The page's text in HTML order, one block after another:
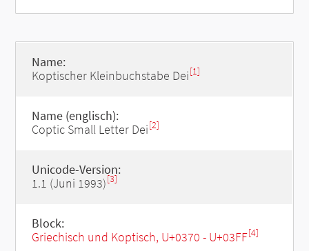
Name:
Koptischer Kleinbuchstabe Dei[1]
Name (englisch):
Coptic Small Letter Dei[2]
Unicode-Version:
1.1 (Juni 1993)[3]
Block:
Griechisch und Koptisch, U+0370 - U+03FF[4]